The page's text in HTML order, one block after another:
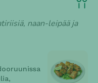
naan-leipää ja